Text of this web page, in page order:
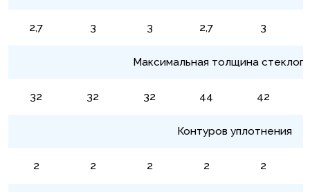
2,7 3 3 2,7 3
Максимальная толщина
32 32 32 44 42
Контуров уплотнения
2 2 2 2 2